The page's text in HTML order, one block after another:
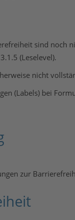
sind noch
(Leselevel).
nicht
(Labels) bei
zur